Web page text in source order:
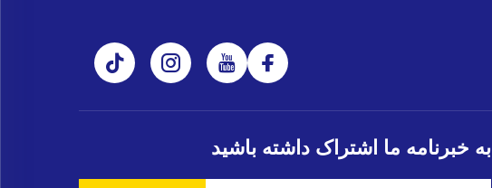
به خبرنامه ما اشتراک داشته باشید